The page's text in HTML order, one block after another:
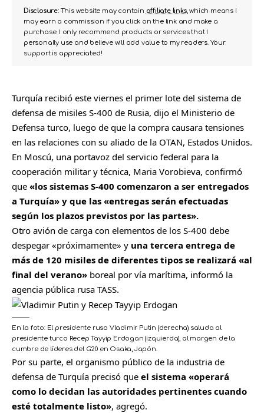
Disclosure:This website may contain affiliate links, which means I
may earn a commission if you click on the link and make a
purchase. I only recommend products or services that I
personally use and believe will add value to my readers. Your
support is appreciated!
Turquía recibió este viernes el primer lote del sistema de
defensa de misiles S-400 de Rusia, dijo el Ministerio de
Defensa turco, luego de que la compra causara tensiones
en las relaciones con su aliado de la OTAN, Estados Unidos.
En Moscú, una portavoz del servicio federal para la
cooperación militar y técnica, Maria Vorobieva, confirmó
que «los sistemas S-400 comenzaron a ser entregados
a Turquía» y que las «entregas serán efectuadas
según los plazos previstos por las partes».
Otro avión de carga con elementos de los S-400 debe
despegar «próximamente» y una tercera entrega de
más de 120 misiles de diferentes tipos se realizará «al
final del verano» boreal por vía marítima, informó la
agencia pública rusa TASS.
En la foto: El presidente ruso Vladimir Putin (derecha) saluda al
presidente turco Recep Tayyip Erdogan (izquierda), al margen de la
cumbre de líderes del G20 en Osaka, Japón.
Por su parte, el organismo público de la industria de
defensa de Turquía precisó que el sistema «operará
como lo decidan las autoridades pertinentes cuando
esté totalmente listo», agregó.